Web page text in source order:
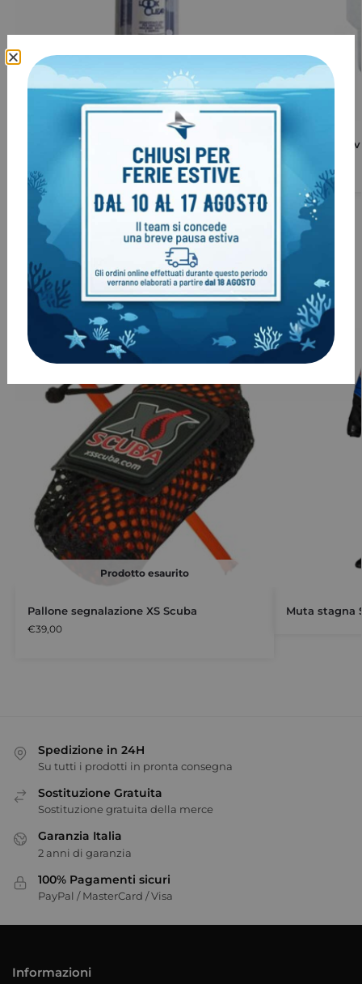
Igienizzante per erogatore LookClear Valvola di
Clienti come te, hanno acquistato
anche:
Prodotto esaurito
Pallone segnalazione XS Scuba
€39,00
Muta stagna
Spedizione in 24H
Su tutti i prodotti in pronta consegna
Sostituzione Gratuita
Sostituzione gratuita della merce
Garanzia Italia
2 anni di garanzia
100% Pagamenti sicuri
PayPal / MasterCard / Visa
Informazioni